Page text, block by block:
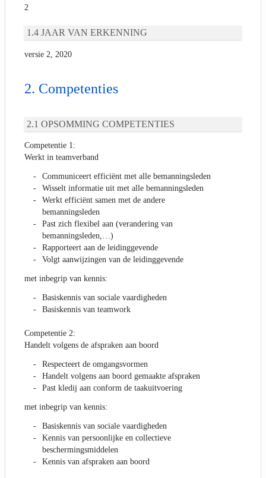
2
JAAR VAN ERKENNING
versie 2, 2020
Competenties
OPSOMMING COMPETENTIES
Competentie 1:
Werkt in teamverband
Communiceert efficiënt met alle bemanningsleden
Wisselt informatie uit met alle bemanningsleden
Werkt efficiënt samen met de andere
bemanningsleden
Past zich flexibel aan (verandering van
bemanningsleden,…)
Rapporteert aan de leidinggevende
Volgt aanwijzingen van de leidinggevende
met inbegrip van kennis:
Basiskennis van sociale vaardigheden
Basiskennis van teamwork
Competentie 2:
Handelt volgens de afspraken aan boord
Respecteert de omgangsvormen
Handelt volgens aan boord gemaakte afspraken
Past kledij aan conform de taakuitvoering
met inbegrip van kennis:
Basiskennis van sociale vaardigheden
Kennis van persoonlijke en collectieve
beschermingsmiddelen
Kennis van afspraken aan boord